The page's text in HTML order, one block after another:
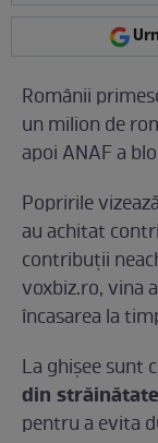
Românii
un milion de
apoi ANAF a
Popririle
au achitat
contribuții
voxbiz.ro, vina
încasarea la
La ghişee sunt
din străinătate
pentru a evita